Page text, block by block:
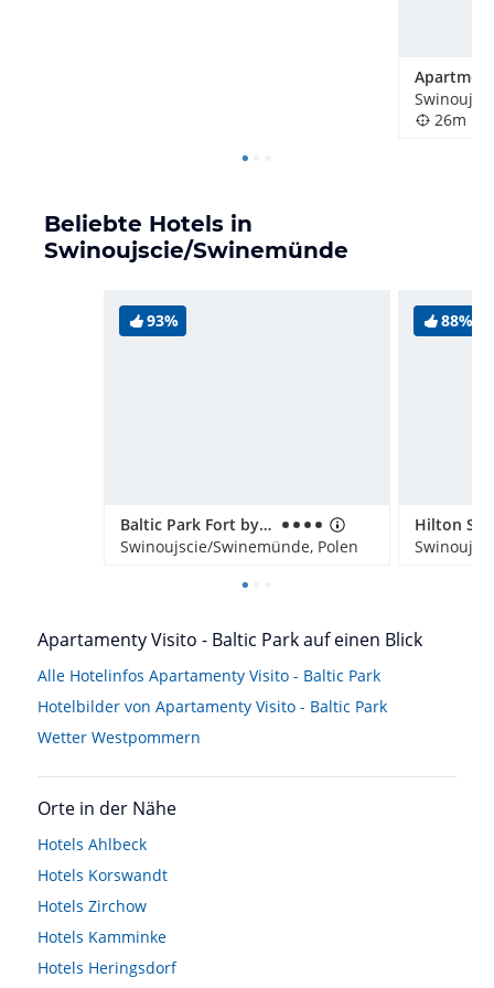
26m
Beliebte Hotels in
Swinoujscie/Swinemünde
93%
Baltic Park Fort by Zdrojowa
Swinoujscie/Swinemünde, Polen
88%
Apartamenty Visito - Baltic Park auf einen Blick
Alle Hotelinfos Apartamenty Visito - Baltic Park
Hotelbilder von Apartamenty Visito - Baltic Park
Wetter Westpommern
Orte in der Nähe
Hotels Ahlbeck
Hotels Korswandt
Hotels Zirchow
Hotels Kamminke
Hotels Heringsdorf